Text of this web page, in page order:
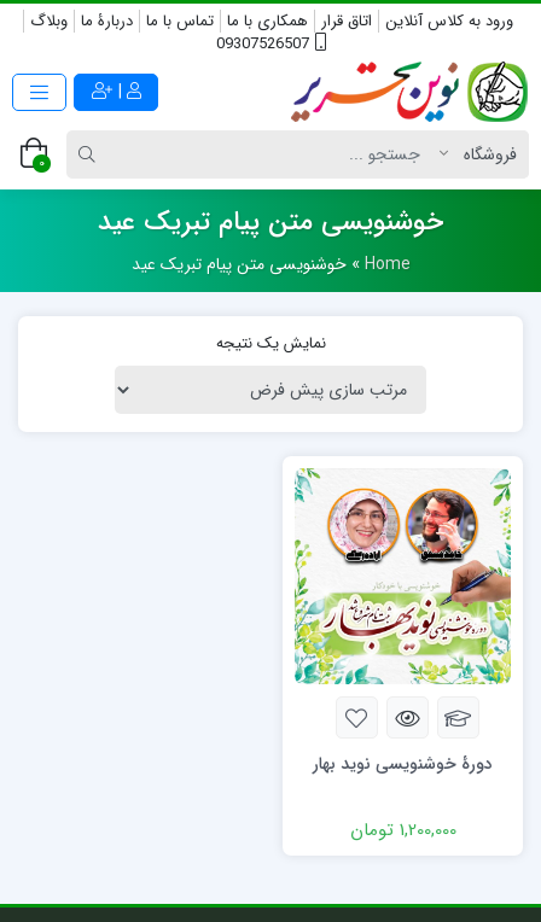
ورود به کلاس آنلاین اتاق قرار همکاری با ما تماس با ما دربارۀ ما وبلاگ
09307526507
|
0
خوشنویسی متن پیام تبریک عید
Home
»خوشنویسی متن پیام تبریک عید
نمایش یک نتیجه
دورۀ خوشنویسی نوید بهار
1,200,000 تومان